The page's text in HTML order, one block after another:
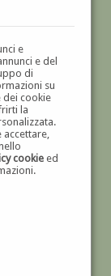
e
e del
di
su
dei cookie
la
accettare,
cookieed
'900